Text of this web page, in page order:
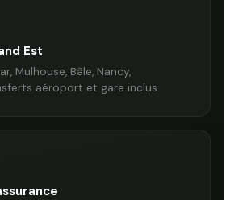
Est
Mulhouse, Bâle, Nancy,
aéroport et gare inclus.